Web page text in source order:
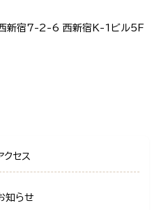
新宿7-2-6 西新宿K-1ビル5F
クセス
知らせ